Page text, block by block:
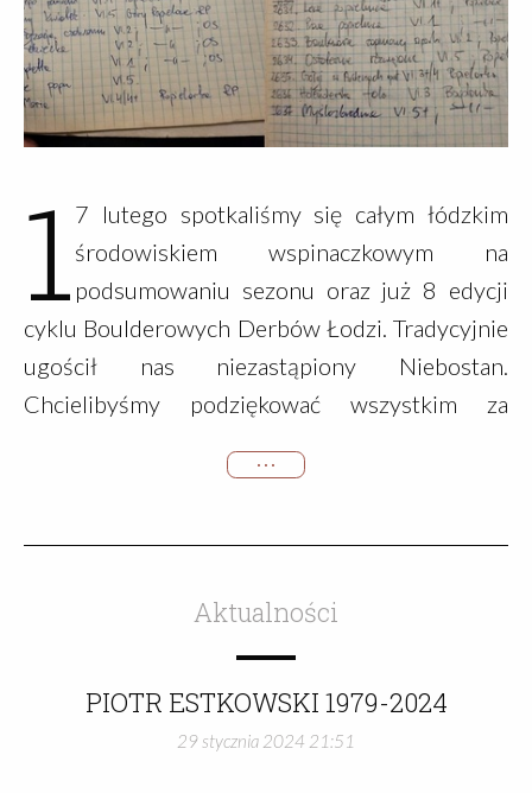
1 7 lutego spotkaliśmy się całym łódzkim
środowiskiem wspinaczkowym na
podsumowaniu sezonu oraz już 8 edycji
cyklu Boulderowych Derbów Łodzi. Tradycyjnie
ugościł nas niezastąpiony Niebostan.
Chcielibyśmy podziękować wszystkim za
za przesłane wykazy, których było zdecydownie
mocno wiosenna aura, pewnie sporo osób już
dotarli, lub z jakiegoś powodu nie widzieli
prezentacji z podsumowania sezonu 2023
Akademickiego Klubu Górskiego w Łodzi
zapraszamy do przejrzenia prezentacji
• • •
Aktualności
PIOTR ESTKOWSKI 1979-2024
29 stycznia 2024 21:51